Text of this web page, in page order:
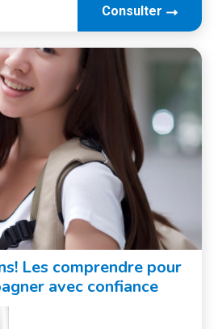
Consulter
Les comprendre pour
avec confiance